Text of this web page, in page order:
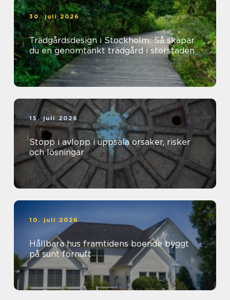
30. juli 2026
Trädgårdsdesign i Stockholm: Så skapar
du en genomtänkt trädgård i storstaden
15. juli 2026
Stopp i avlopp i uppsala orsaker, risker
och lösningar
10. juli 2026
Hållbara hus framtidens boende byggt
på sunt förnuft